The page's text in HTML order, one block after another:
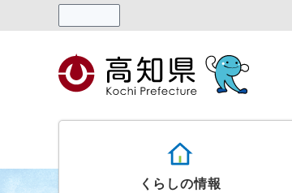
くらしの情報